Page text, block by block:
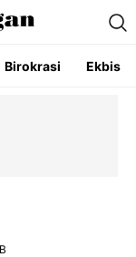
Birokrasi Ekbis